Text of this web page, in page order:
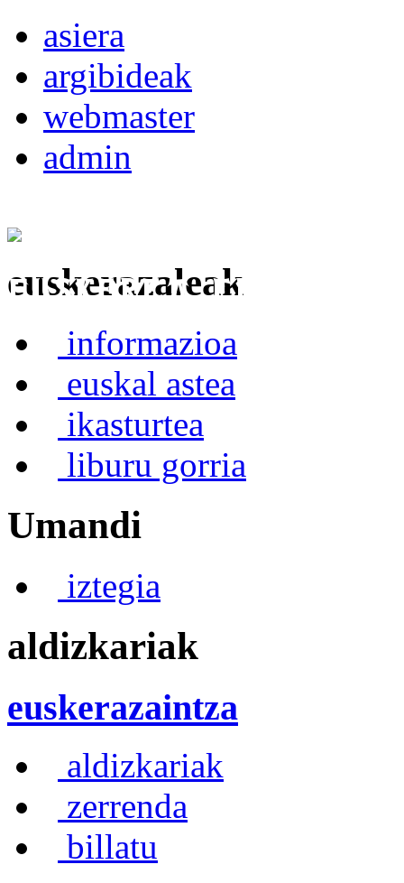
asiera
argibideak
webmaster
admin
Euskerea Erabilte
euskerazaleak
informazioa
euskal astea
ikasturtea
liburu gorria
Umandi
iztegia
aldizkariak
euskerazaintza
aldizkariak
zerrenda
billatu